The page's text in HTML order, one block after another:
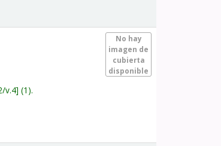
No hay
imagen de
cubierta
disponible
v.4 (1).